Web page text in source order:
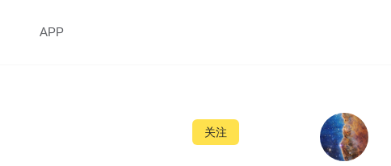
APP
关注